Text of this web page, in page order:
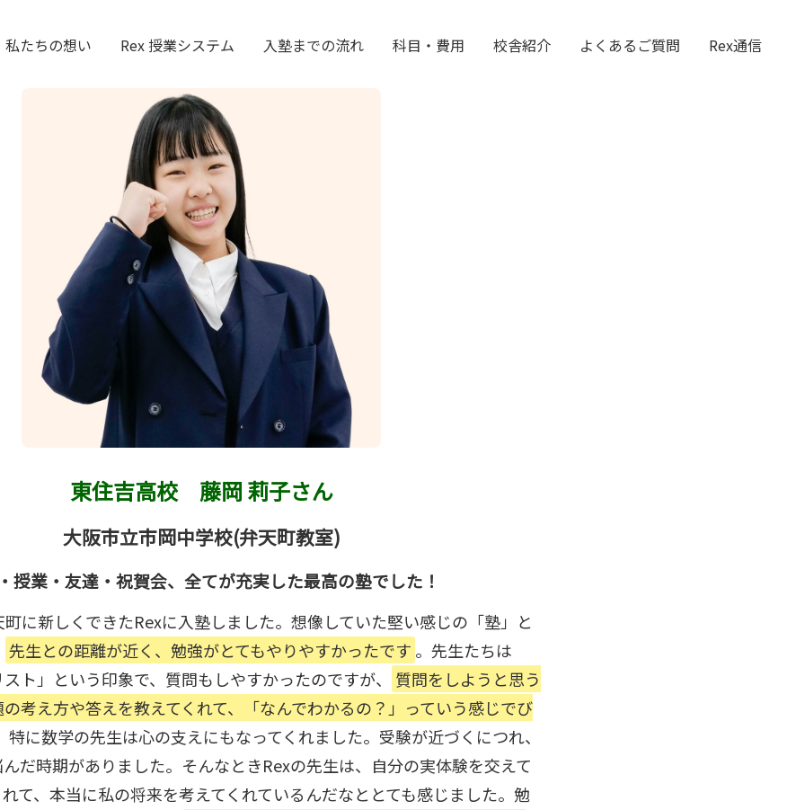
私たちの想い Rex 授業システム 入塾までの流れ 科目・費用 校舎紹介 よくあるご質問 Rex通信
東住吉高校藤岡 莉子さん
大阪市立市岡中学校(弁天町教室)
授業・友達・祝賀会、全てが充実した最高の塾でした！
に新しくできたRexに入塾しました。想像していた堅い感じの「塾」と
先生との距離が近く、勉強がとてもやりやすかったです 。先生たちは
ト」という印象で、質問もしやすかったのですが、
質問をしようと思う
考え方や答えを教えてくれて、「なんでわかるの？」っていう感じでび
特に数学の先生は心の支えにもなってくれました。受験が近づくにつれ、
だ時期がありました。そんなときRexの先生は、自分の実体験を交えて
て、本当に私の将来を考えてくれているんだなととても感じました。勉